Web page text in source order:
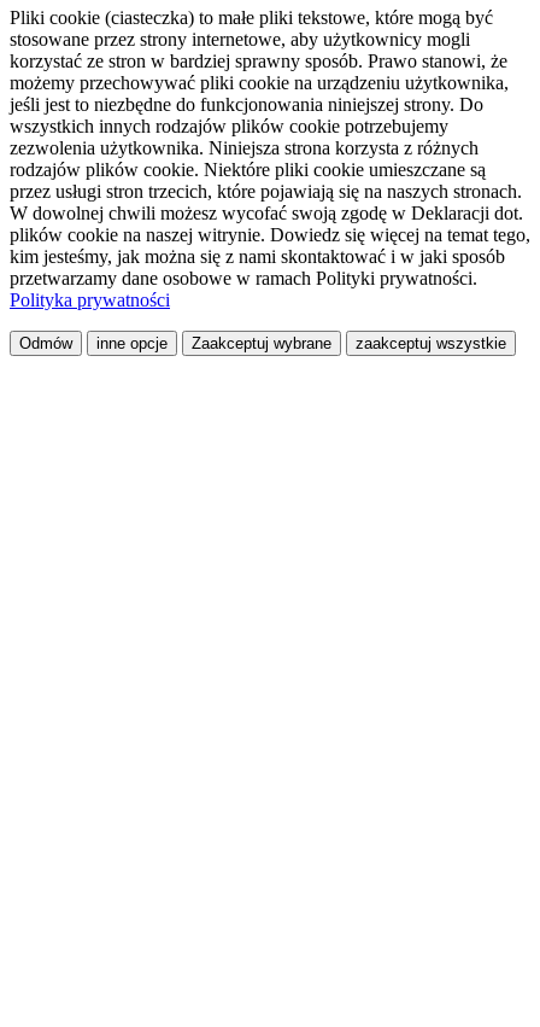
Pliki cookie (ciasteczka) to małe pliki tekstowe, które mogą być
stosowane przez strony internetowe, aby użytkownicy mogli
korzystać ze stron w bardziej sprawny sposób. Prawo stanowi, że
możemy przechowywać pliki cookie na urządzeniu użytkownika,
jeśli jest to niezbędne do funkcjonowania niniejszej strony. Do
wszystkich innych rodzajów plików cookie potrzebujemy
zezwolenia użytkownika. Niniejsza strona korzysta z różnych
rodzajów plików cookie. Niektóre pliki cookie umieszczane są
przez usługi stron trzecich, które pojawiają się na naszych stronach.
W dowolnej chwili możesz wycofać swoją zgodę w Deklaracji dot.
plików cookie na naszej witrynie. Dowiedz się więcej na temat tego,
kim jesteśmy, jak można się z nami skontaktować i w jaki sposób
przetwarzamy dane osobowe w ramach Polityki prywatności.
Polityka prywatności
Odmów inne opcje Zaakceptuj wybrane zaakceptuj wszystkie